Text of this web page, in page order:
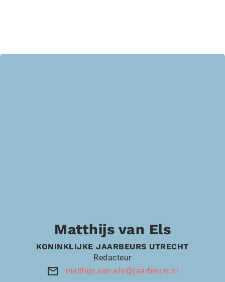
Matthijs van Els
KONINKLIJKE JAARBEURS UTRECHT
Redacteur
matthijs.van.els@jaarbeurs.nl